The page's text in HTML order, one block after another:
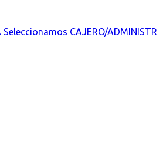
CAJERO/ADMINISTR